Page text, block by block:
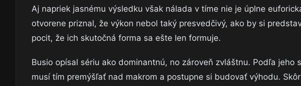
Aj napriek jasnému výsledku však nálada v tíme nie je úplne
otvorene priznal, že výkon nebol taký presvedčivý, ako by si
pocit, že ich skutočná forma sa ešte len formuje.
Busio opísal sériu ako dominantnú, no zároveň zvláštnu. Podľa
musí tím premýšľať nad makrom a postupne si budovať výhodu.